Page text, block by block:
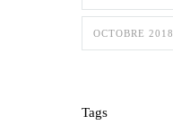
OCTOBRE 2018
Tags